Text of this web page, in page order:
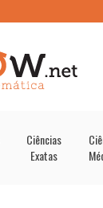
Ciências
Exatas